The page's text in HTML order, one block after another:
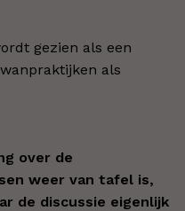
gezien als een
als
over de
weer van tafel is,
de discussie eigenlijk